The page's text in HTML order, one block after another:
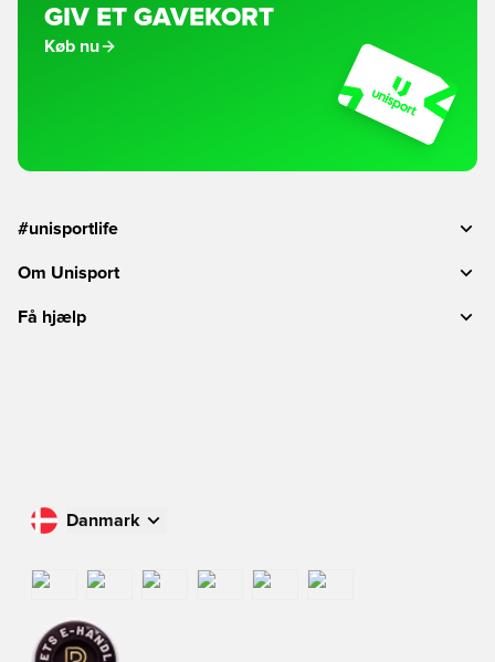
GIV ET GAVEKORT
Køb nu
#unisportlife
Om Unisport
Få hjælp
Danmark